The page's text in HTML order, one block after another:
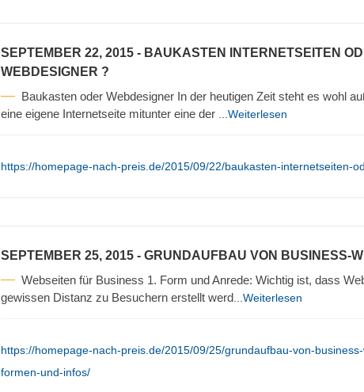
SEPTEMBER 22, 2015 - BAUKASTEN INTERNETSEITEN
WEBDESIGNER ?
Baukasten oder Webdesigner In der heutigen Zeit steht es wohl
eine eigene Internetseite mitunter eine der
...Weiterlesen
https://homepage-nach-preis.de/2015/09/22/baukasten-internetseiten-
SEPTEMBER 25, 2015 - GRUNDAUFBAU VON BUSINESS-
Webseiten für Business 1. Form und Anrede: Wichtig ist, dass
gewissen Distanz zu Besuchern erstellt werd ...Weiterlesen
https://homepage-nach-preis.de/2015/09/25/grundaufbau-von-
formen-und-infos/